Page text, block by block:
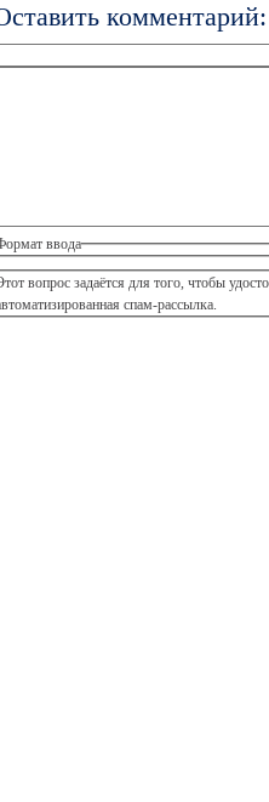
комментарий:
ввода
вопрос задаётся для того, чтобы
спам-рассылка.